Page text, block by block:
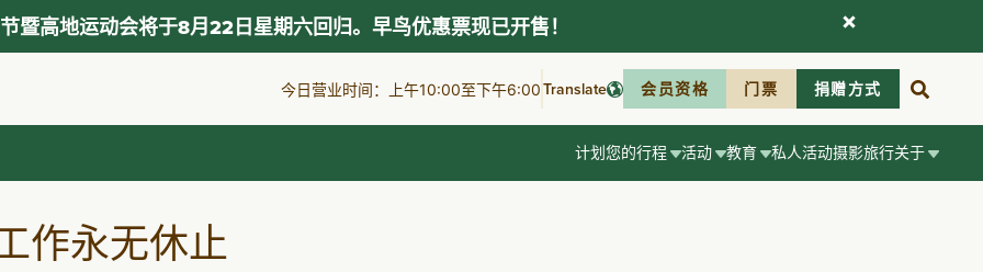
今日营业时间：上午10:00至下午6:00Translate 会员资格 门票 捐赠方式
计划您的行程 活动 教育 私人活动摄影旅行关于
作永无休止
暨高地运动会将于8月22日星期六回归。早鸟优惠票现已开售！